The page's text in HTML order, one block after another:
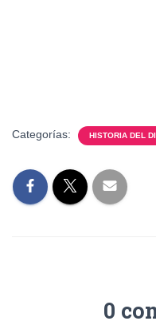
Categorías: HISTORIA DEL
0